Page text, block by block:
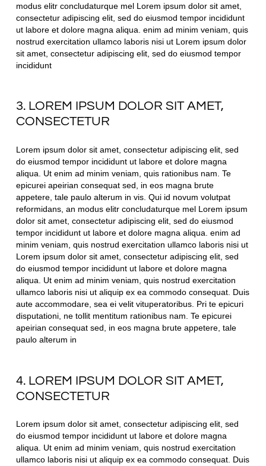
modus elitr concludaturque mel Lorem ipsum dolor sit amet,
consectetur adipiscing elit, sed do eiusmod tempor incididunt
ut labore et dolore magna aliqua. enim ad minim veniam, quis
nostrud exercitation ullamco laboris nisi ut Lorem ipsum dolor
sit amet, consectetur adipiscing elit, sed do eiusmod tempor
incididunt
3. LOREM IPSUM DOLOR SIT AMET,
CONSECTETUR
Lorem ipsum dolor sit amet, consectetur adipiscing elit, sed
do eiusmod tempor incididunt ut labore et dolore magna
aliqua. Ut enim ad minim veniam, quis rationibus nam. Te
epicurei apeirian consequat sed, in eos magna brute
appetere, tale paulo alterum in vis. Qui id novum volutpat
reformidans, an modus elitr concludaturque mel Lorem ipsum
dolor sit amet, consectetur adipiscing elit, sed do eiusmod
tempor incididunt ut labore et dolore magna aliqua. enim ad
minim veniam, quis nostrud exercitation ullamco laboris nisi ut
Lorem ipsum dolor sit amet, consectetur adipiscing elit, sed
do eiusmod tempor incididunt ut labore et dolore magna
aliqua. Ut enim ad minim veniam, quis nostrud exercitation
ullamco laboris nisi ut aliquip ex ea commodo consequat. Duis
aute accommodare, sea ei velit vituperatoribus. Pri te epicuri
disputationi, ne tollit mentitum rationibus nam. Te epicurei
apeirian consequat sed, in eos magna brute appetere, tale
paulo alterum in
4. LOREM IPSUM DOLOR SIT AMET,
CONSECTETUR
Lorem ipsum dolor sit amet, consectetur adipiscing elit, sed
do eiusmod tempor incididunt ut labore et dolore magna
aliqua. Ut enim ad minim veniam, quis nostrud exercitation
ullamco laboris nisi ut aliquip ex ea commodo consequat. Duis